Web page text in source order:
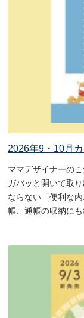
2026年9・10月
ママデザイナーの
ガバッと開いて取
ならない「便利な
帳、通帳の収納に